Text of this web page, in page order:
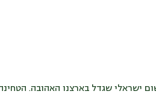
ישראלי שגדל בארצנו האהובה.